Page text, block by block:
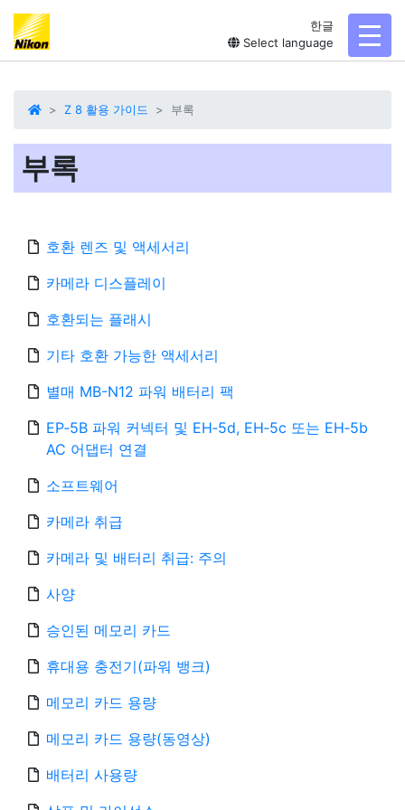
한글
Select language
Z 8 활용 가이드 부록
부록
호환 렌즈 및 액세서리
카메라 디스플레이
호환되는 플래시
기타 호환 가능한 액세서리
별매 MB-N12 파워 배터리 팩
EP‑5B 파워 커넥터 및 EH‑5d, EH‑5c 또는 EH‑5b
AC 어댑터 연결
소프트웨어
카메라 취급
카메라 및 배터리 취급: 주의
사양
승인된 메모리 카드
휴대용 충전기(파워 뱅크)
메모리 카드 용량
메모리 카드 용량(동영상)
배터리 사용량